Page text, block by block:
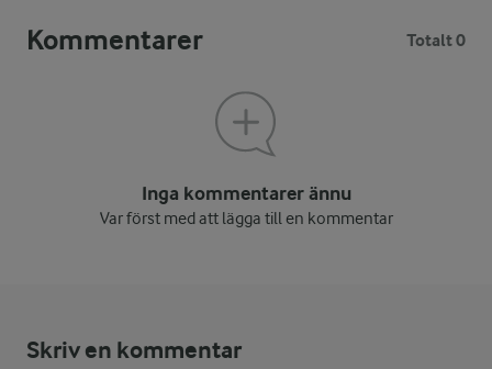
Kommentarer Totalt 0
Inga kommentarer ännu
Var först med att lägga till en kommentar
Skriv en kommentar